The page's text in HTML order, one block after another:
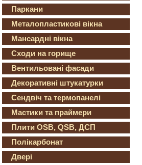
Паркани
Металопластикові вікна
Мансардні вікна
Сходи на горище
Вентильовані фасади
Декоративні штукатурки
Сендвіч та термопанелі
Мастики та праймери
Плити OSB, QSB, ДСП
Полікарбонат
Двері